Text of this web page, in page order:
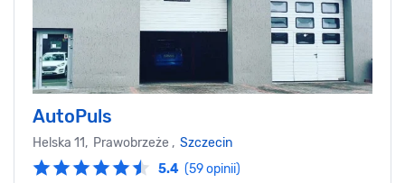
AutoPuls
Helska 11, Prawobrzeże , Szczecin
5.4 (59 opinii)